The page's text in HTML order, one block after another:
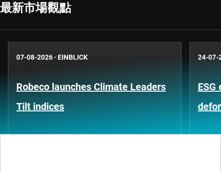
最新市場觀點
07-08-2026 · EINBLICK
Robeco launches Climate Leaders
Tilt indices
24-07-